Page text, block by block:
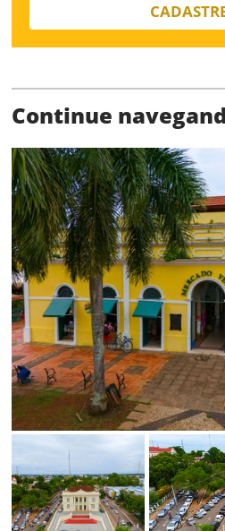
Continue
Limite de download
Status